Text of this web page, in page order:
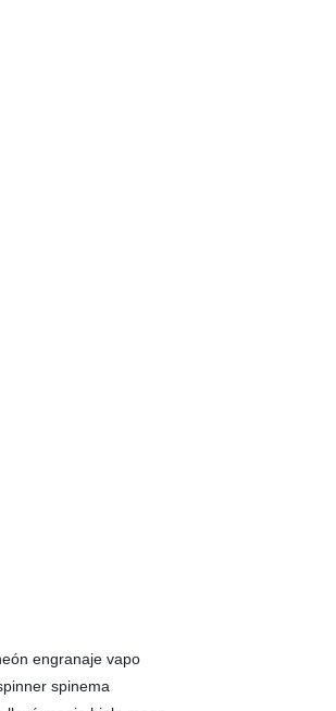
engranaje vapo
spinema